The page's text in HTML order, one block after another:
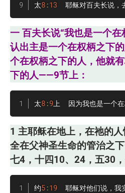
太8 :13
耶稣对百夫长说，
一 百夫长说“我也是一个
认出主是一个在权柄之下
个在权柄之下的人，他就
下的人——9节上：
太8 :9上  因为我也是一个
1 主耶稣在地上，在祂的
全在父神圣生命的管治之
七4，十四10、24，五30，
约5 :19
耶稣对他们说，我